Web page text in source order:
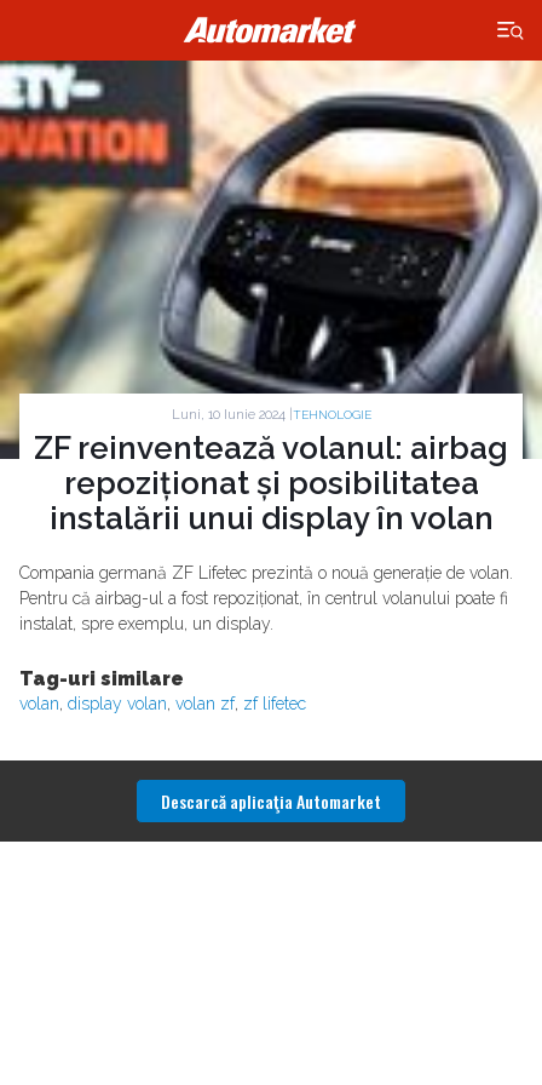
×
Luni, 10 Iunie 2024 | TEHNOLOGIE
ZF reinventează volanul: airbag
repoziționat și posibilitatea
instalării unui display în volan
Compania germană ZF Lifetec prezintă o nouă generație de volan.
Pentru că airbag-ul a fost repoziționat, în centrul volanului poate fi
instalat, spre exemplu, un display.
Tag-uri similare
volan, display volan, volan zf, zf lifetec
Descarcă aplicaţia Automarket